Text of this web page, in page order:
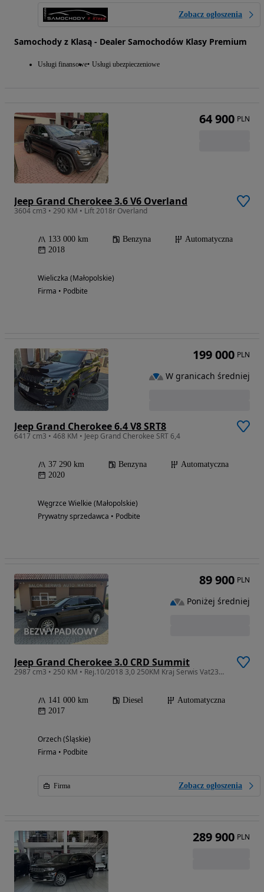
Zobacz ogłoszenia
Samochody z Klasą - Dealer Samochodów Klasy Premium
Usługi finansowe Usługi ubezpieczeniowe
Jeep Grand Cherokee 3.6 V6 Overland
3604 cm3 • 290 KM • Lift 2018r Overland
133 000 km Benzyna
Automatyczna
2018
Wieliczka (Małopolskie)
Firma • Podbite
64 900 PLN
Jeep Grand Cherokee 6.4 V8 SRT8
6417 cm3 • 468 KM • Jeep Grand Cherokee SRT 6,4
37 290 km Benzyna
Automatyczna
2020
Węgrzce Wielkie (Małopolskie)
Prywatny sprzedawca • Podbite
199 000 PLN
W granicach średniej
Jeep Grand Cherokee 3.0 CRD Summit
2987 cm3 • 250 KM • Rej.10/2018 3,0 250KM Kraj Serwis Vat23% !!! Dodatki !!!
141 000 km Diesel
Automatyczna
2017
Orzech (Śląskie)
Firma • Podbite
Firma Zobacz ogłoszenia
89 900 PLN
Poniżej średniej
289 900 PLN